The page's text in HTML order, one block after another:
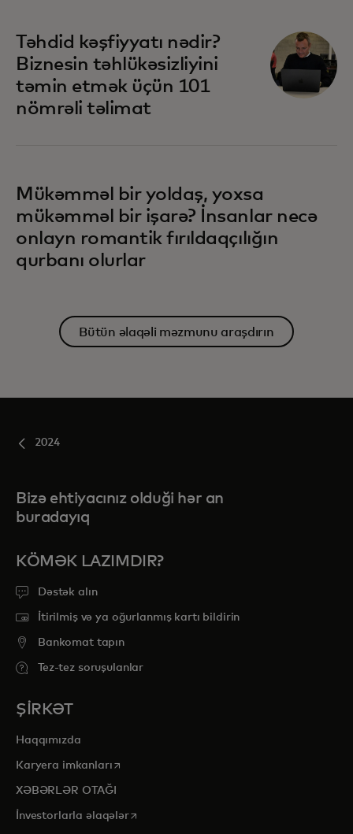
Təhdid kəşfiyyatı nədir?
Biznesin təhlükəsizliyini
təmin etmək üçün 101
nömrəli təlimat
Mükəmməl bir yoldaş, yoxsa
mükəmməl bir işarə? İnsanlar necə
onlayn romantik fırıldaqçılığın
qurbanı olurlar
Bütün əlaqəli məzmunu araşdırın
2024
Bizə ehtiyacınız olduği hər an
buradayıq
KÖMƏK LAZIMDIR?
Dəstək alın
İtirilmiş və ya oğurlanmış kartı bildirin
Bankomat tapın
Tez-tez soruşulanlar
ŞİRKƏT
Haqqımızda
Karyera imkanlarıopens in a new tab
XƏBƏRLƏR OTAĞI
İnvestorlarla əlaqələropens in a new tab